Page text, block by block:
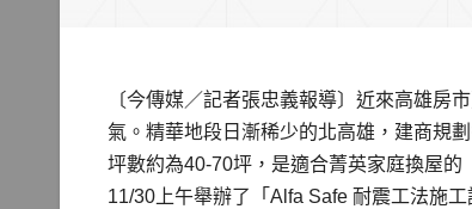
〔今傳媒／記者張忠義報導〕近來高雄房
氣。精華地段日漸稀少的北高雄，建商規
坪數約為40-70坪，是適合菁英家庭換屋
11/30上午舉辦了「Alfa Safe 耐震工法施工